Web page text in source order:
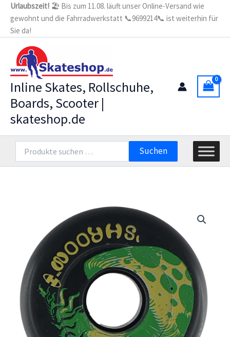
Zum
Inhalt
springen
Urlaubszeit! 🏖️ Bis zum 11.08. läuft unser Online-Versand wie
gewohnt und die Fahrradwerkstatt 📞9699214📞 ist weiterhin für
Sie da!
Inline Skates, Rollschuhe,
Boards, Scooter |
skateshop.de
nach:
Suchen
Rolle
SHROOM
66mm/90a
(4er
Set)
Menge